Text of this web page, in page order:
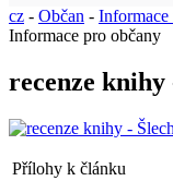
cz - Občan - Informace
Informace pro občany
recenze knihy
Přílohy k článku